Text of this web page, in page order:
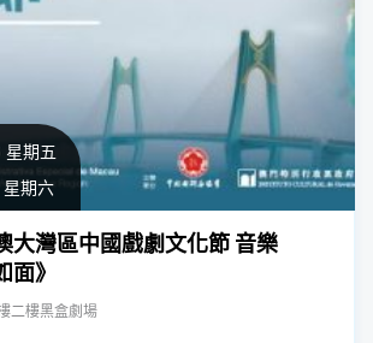
星期五
星期六
大灣區中國戲劇文化節 音樂
面》
二樓黑盒劇場